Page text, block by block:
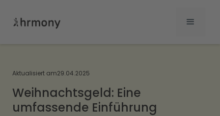
Aktualisiert am29.04.2025
Weihnachtsgeld: Eine
umfassende Einführung